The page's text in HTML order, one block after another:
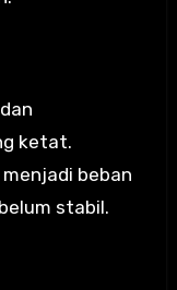
ketat.
beban
stabil.